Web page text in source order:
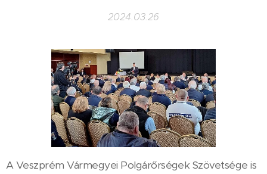
2024.03.26
A Veszprém Vármegyei Polgárőrségek Szövetsége is